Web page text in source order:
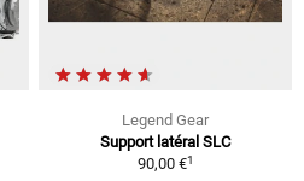
Legend Gear
Support latéral SLC
90,00 €1